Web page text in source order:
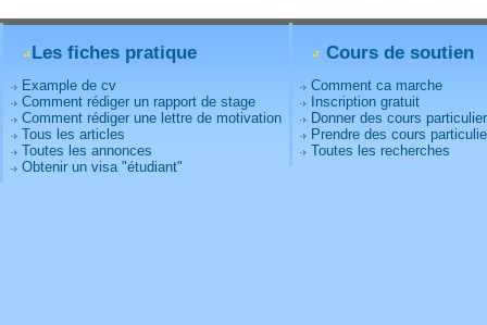
Les fiches pratique
Example de cv
Comment rédiger un rapport de stage
Comment rédiger une lettre de motivation
Tous les articles
Toutes les annonces
Obtenir un visa "étudiant"
Cours de soutien
Comment ca marche
Inscription gratuit
Donner des cours
Prendre des cours
Toutes les recherches